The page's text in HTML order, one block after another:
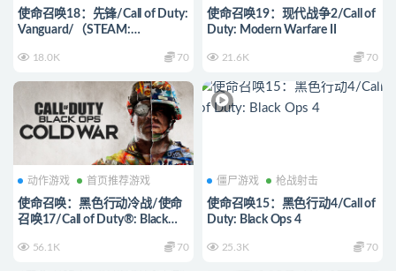
使命召唤18：先锋/Call of Duty:
Vanguard/（STEAM:
18.0K 70
使命召唤19：现代战争2/Call of
Duty: Modern Warfare II
21.6K 70
动作游戏 首页推荐游戏
使命召唤：黑色行动冷战/使命
召唤17/Call of Duty®: Black
56.1K 70
僵尸游戏 枪战射击
使命召唤15：黑色行动4/Call of
Duty: Black Ops 4
25.3K 70